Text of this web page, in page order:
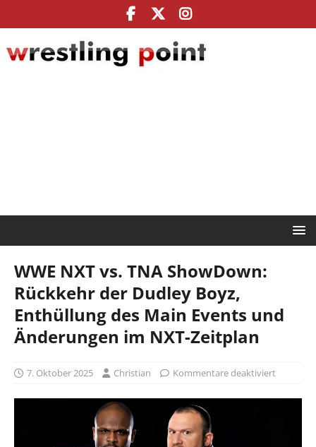
WWE NXT vs. TNA ShowDown:
Rückkehr der Dudley Boyz,
Enthüllung des Main Events und
Änderungen im NXT-Zeitplan
7. Oktober 2025 Christian Kommentare deaktiviert